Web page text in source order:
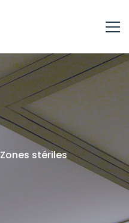
Zones stériles